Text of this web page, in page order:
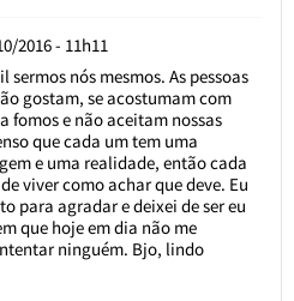
2016 - 11h11
sermos nós mesmos. As pessoas
gostam, se acostumam com
fomos e não aceitam nossas
que cada um tem uma
e uma realidade, então cada
viver como achar que deve. Eu
para agradar e deixei de ser eu
que hoje em dia não me
ninguém. Bjo, lindo